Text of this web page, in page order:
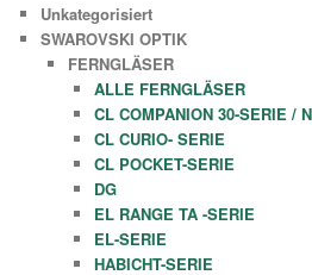
Unkategorisiert
SWAROVSKI OPTIK
FERNGLÄSER
ALLE FERNGLÄSER
CL COMPANION 30-SERIE /
CL CURIO- SERIE
CL POCKET-SERIE
DG
EL RANGE TA -SERIE
EL-SERIE
HABICHT-SERIE